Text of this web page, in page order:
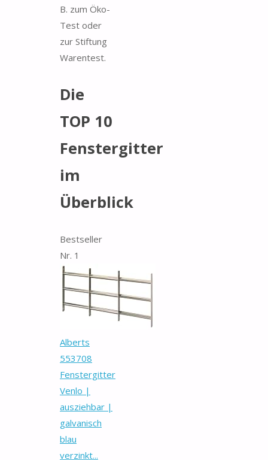
B. zum Öko-
Test oder
zur Stiftung
Warentest.
Die
TOP 10
Fenstergitter
im
Überblick
Bestseller
Nr. 1
Alberts
553708
Fenstergitter
Venlo |
ausziehbar |
galvanisch
blau
verzinkt...